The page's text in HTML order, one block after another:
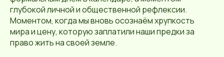
глубокой личной и общественной рефлексии.
Моментом, когда мы вновь осознаём хрупкость
мира и цену, которую заплатили наши предки за
право жить на своей земле.